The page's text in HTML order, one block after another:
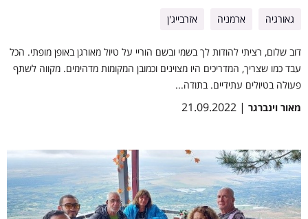
גאורגיה ארמניה אזרבייג'ן
דוב שלום, רציתי להודות לך בשמי ובשם הוריי על טיול מאורגן באופן מופתי. הכל
עבד כמו שצריך, המדריכים היו מצוינים וכמובן המקומות מדהימים. מקווה לשתף
פעולה בטיולים עתידיים. בתודה...
מאור וינברגר | 21.09.2022